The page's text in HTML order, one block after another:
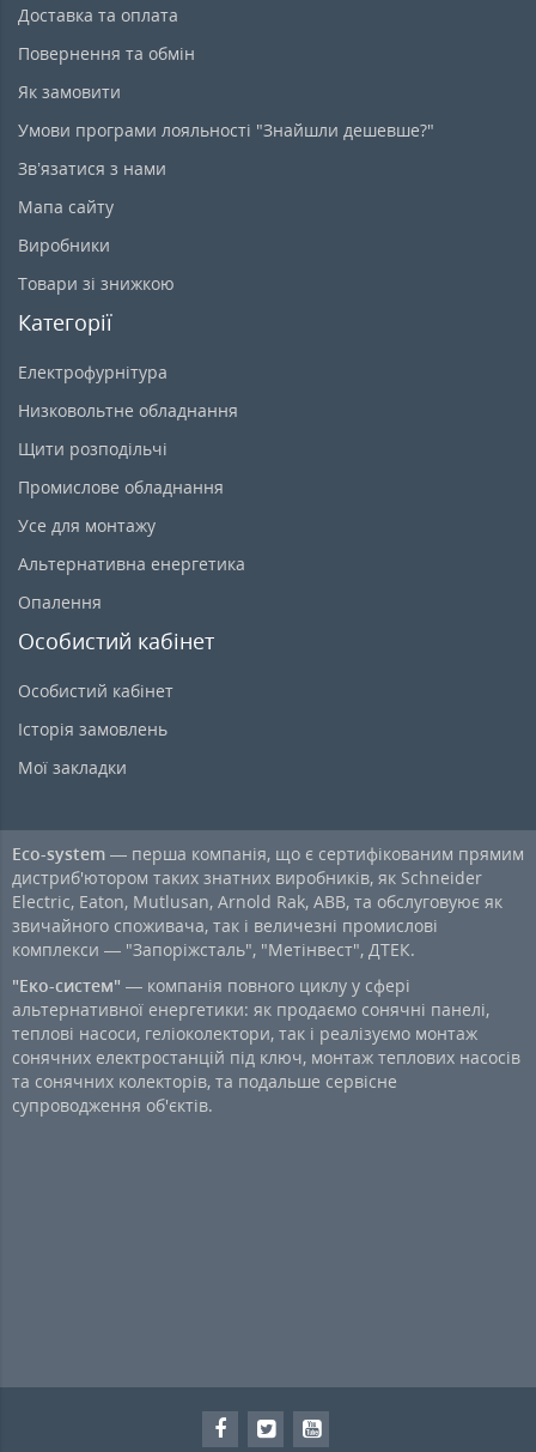
Доставка та оплата
Повернення та обмін
Як замовити
Умови програми лояльності "Знайшли дешевше?"
Зв’язатися з нами
Мапа сайту
Виробники
Товари зі знижкою
Категорії
Електрофурнітура
Низковольтне обладнання
Щити розподільчі
Промислове обладнання
Усе для монтажу
Альтернативна енергетика
Опалення
Особистий кабінет
Особистий кабінет
Історія замовлень
Мої закладки
Eco-system — перша компанія, що є сертифікованим прямим
дистриб'ютором таких знатних виробників, як Schneider
Electric, Eaton, Mutlusan, Arnold Rak, ABB, та обслуговуює як
звичайного споживача, так і величезні промислові
комплекси — "Запоріжсталь", "Метінвест", ДТЕК.
"Еко-систем" — компанія повного циклу у сфері
альтернативної енергетики: як продаємо сонячні панелі,
теплові насоси, геліоколектори, так і реалізуємо монтаж
сонячних електростанцій під ключ, монтаж теплових насосів
та сонячних колекторів, та подальше сервісне
супроводження об'єктів.